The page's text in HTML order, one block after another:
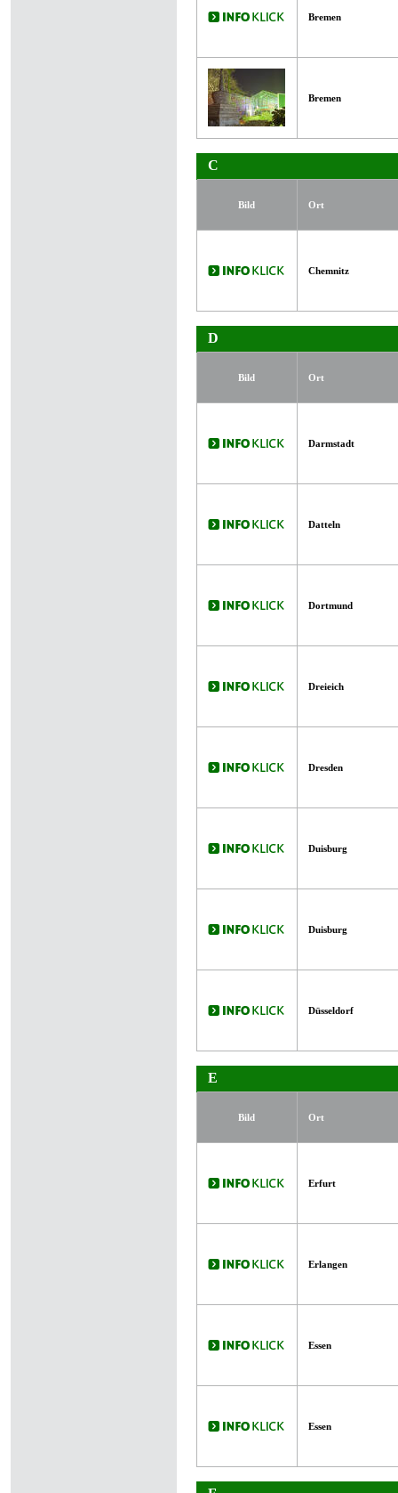
Bremen
Bremen
C
Bild Ort
Chemnitz
D
Bild Ort
Darmstadt
Datteln
Dortmund
Dreieich
Dresden
Duisburg
Duisburg
Düsseldorf
E
Bild Ort
Erfurt
Erlangen
Essen
Essen